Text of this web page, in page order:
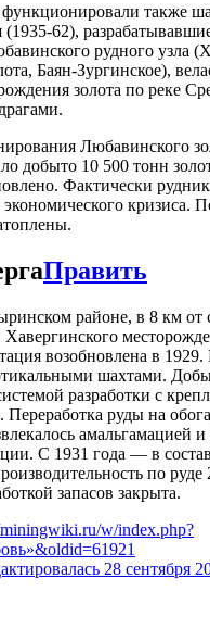
функционировали также
62),
рудного узла
Баян-Зургинское),
золота по реке
Любавинского
добыто 10 500 тонн
Фактически
экономического кризиса.
Править
районе, в 8 км от
Хавергинского
возобновлена в
шахтами.
разработки с
руды на
амальгамацией
С 1931 года — в
по руде
запасов закрыта.
w/index.php?
28 сентября